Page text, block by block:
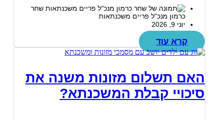
שחר
כרמון מנכ"ל פריים משכנתאות
יוני 9, 2026
קרא עוד
האם תשלום מזונות משנה את
סיכויי קבלת המשכנתא?